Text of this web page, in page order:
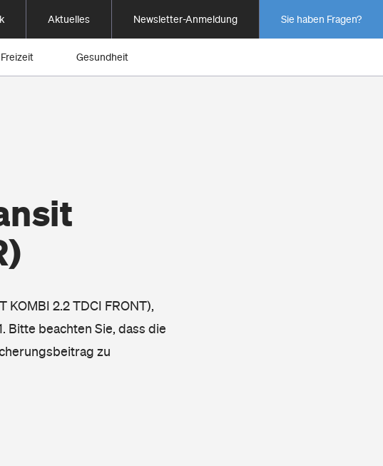
Aktuelles Newsletter-Anmeldung Sie haben Fragen?
Freizeit Gesundheit
KOMBI 2.2 TDCI FRONT),
Bitte beachten Sie, dass die
zu